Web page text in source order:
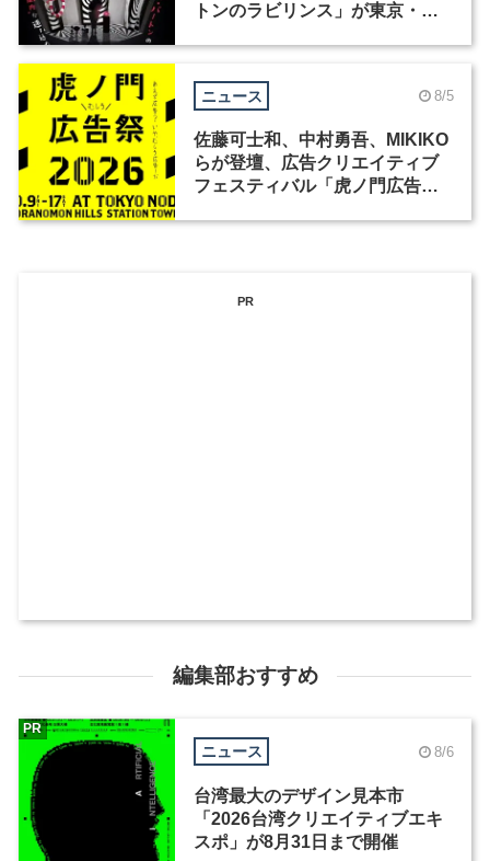
トンのラビリンス」が東京・豊
ニュース 8/5
佐藤可士和、中村勇吾、MIKIKO
らが登壇、広告クリエイティブ
フェスティバル「虎ノ門広告
PR
編集部おすすめ
ニュース 8/6
台湾最大のデザイン見本市
「2026台湾クリエイティブエキ
スポ」が8月31日まで開催
PR